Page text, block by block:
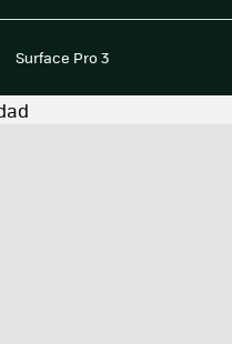
Surface Pro 3